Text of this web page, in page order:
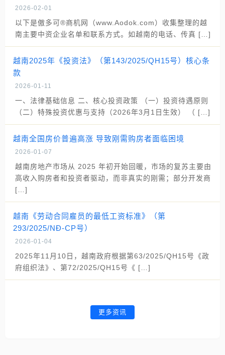
2026-02-01
以下是傲多可®商机网（www.Aodok.com）收集整理的越
南主要中资企业名单和联系方式。如越南的电话、传真 […]
越南2025年《投资法》（第143/2025/QH15号）核心条
款
2026-01-11
一、法律基础信息 二、核心投资政策 （一）投资待遇原则
（二）特殊投资优惠与支持（2026年3月1日生效） （ […]
越南全国房价普遍高涨 导致刚需购房者面临困境
2026-01-07
越南房地产市场从 2025 年初开始回暖，市场的复苏主要由
高收入购房者和投资者驱动，而非真实的刚需；部分开发商
[…]
越南《劳动合同雇员的最低工资标准》（第
293/2025/NĐ-CP号）
2026-01-04
2025年11月10日，越南政府根据第63/2025/QH15号《政
府组织法》、第72/2025/QH15号《 […]
更多资讯